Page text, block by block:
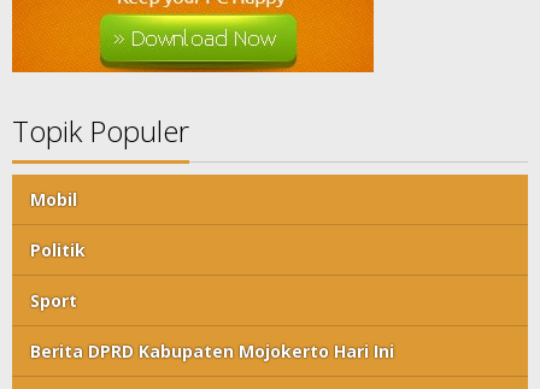
Topik Populer
Mobil
Politik
Sport
Berita DPRD Kabupaten Mojokerto Hari Ini